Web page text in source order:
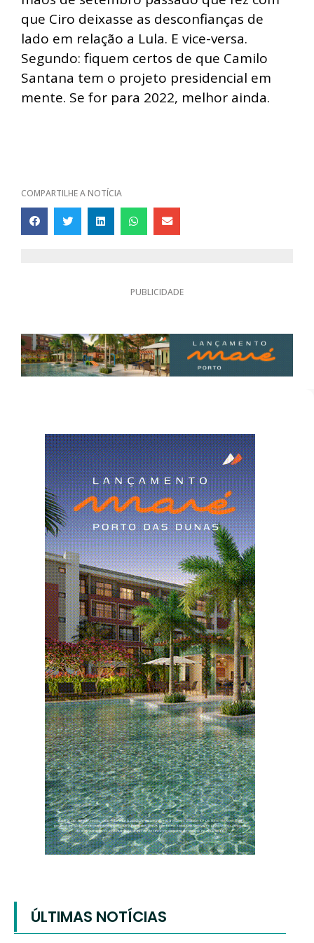
que Ciro deixasse as desconfianças de
lado em relação a Lula. E vice-versa.
Segundo: fiquem certos de que Camilo
Santana tem o projeto presidencial em
mente. Se for para 2022, melhor ainda.
COMPARTILHE A NOTÍCIA
PUBLICIDADE
ÚLTIMAS NOTÍCIAS